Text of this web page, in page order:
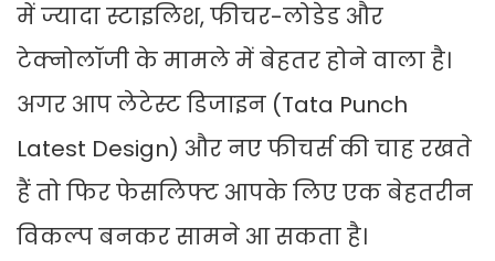
में ज्यादा स्टाइलिश, फीचर-लोडेड और
टेक्नोलॉजी के मामले में बेहतर होने वाला है।
अगर आप लेटेस्ट डिजाइन (Tata Punch
Latest Design) और नए फीचर्स की चाह रखते
हैं तो फिर फेसलिफ्ट आपके लिए एक बेहतरीन
विकल्प बनकर सामने आ सकता है।